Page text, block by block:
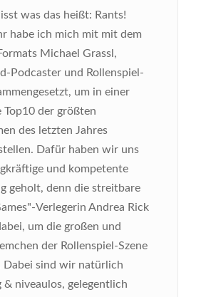
was das heißt: Rants!
habe ich mich mit mit dem
Michael Grassl,
Podcaster und Rollenspiel-
um in einer
Top10 der größten
des letzten Jahres
Dafür haben wir uns
und kompetente
geholt, denn die streitbare
Verlegerin Andrea Rick
um die großen und
der Rollenspiel-Szene
Dabei sind wir natürlich
niveaulos, gelegentlich